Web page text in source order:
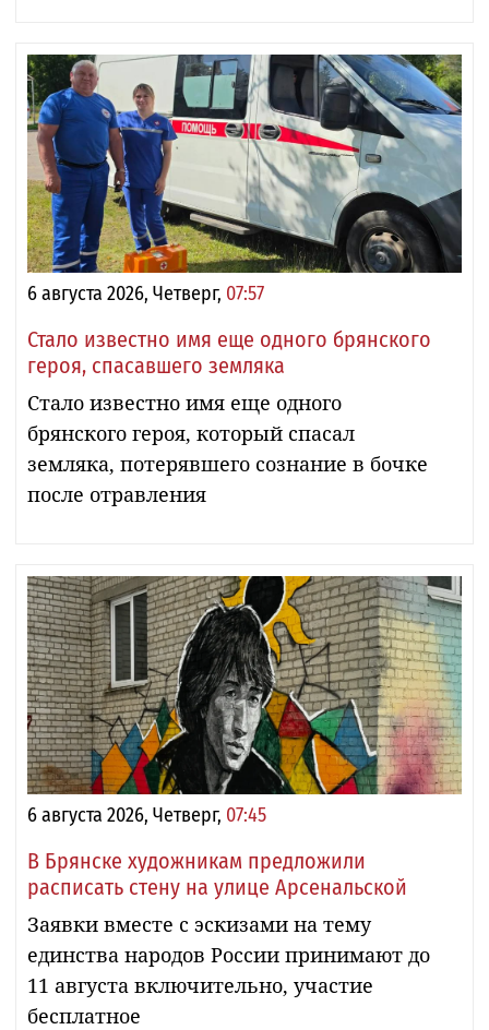
6 августа 2026, Четверг, 07:57
Стало известно имя еще одного брянского
героя, спасавшего земляка
Стало известно имя еще одного
брянского героя, который спасал
земляка, потерявшего сознание в бочке
после отравления
6 августа 2026, Четверг, 07:45
В Брянске художникам предложили
расписать стену на улице Арсенальской
Заявки вместе с эскизами на тему
единства народов России принимают до
11 августа включительно, участие
бесплатное